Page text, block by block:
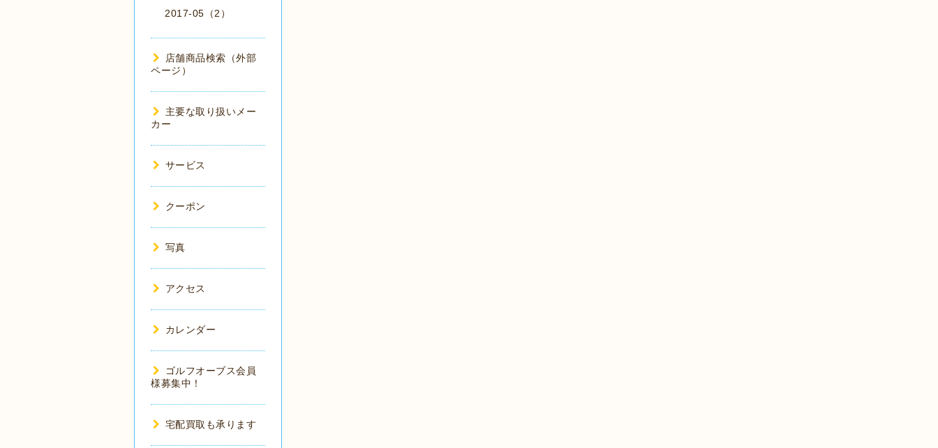
2017-05（2）
店舗商品検索（外部
ページ）
主要な取り扱いメー
カー
サービス
クーポン
写真
アクセス
カレンダー
ゴルフオーブス会員
様募集中！
宅配買取も承ります